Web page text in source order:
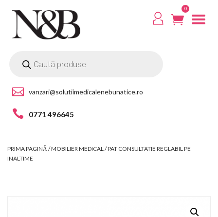
0
vanzari@solutiimedicalenebunatice.ro
0771 496645
PRIMA PAGINĂ/MOBILIER MEDICAL/ PAT CONSULTATIE REGLABIL PE
INALTIME